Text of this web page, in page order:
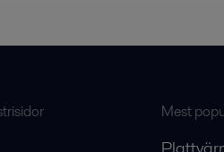
Mest